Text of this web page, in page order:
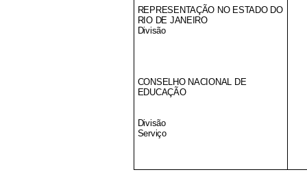
REPRESENTAÇÃO NO ESTADO DO
RIO DE JANEIRO
Divisão
CONSELHO NACIONAL DE
EDUCAÇÃO
Divisão
Serviço